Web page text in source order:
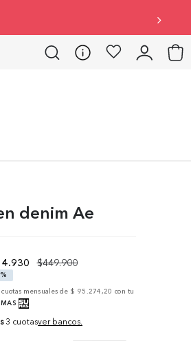
denim Ae
.930 $449.900
cuotas mensuales de $ 95.274,20 con tu
3 cuotasver bancos.